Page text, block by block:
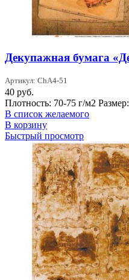
Декупажная бумага
Артикул: ChA4-51
40 руб.
Плотность: 70-75 г/м2
В список желаемого
В корзину
Быстрый просмотр